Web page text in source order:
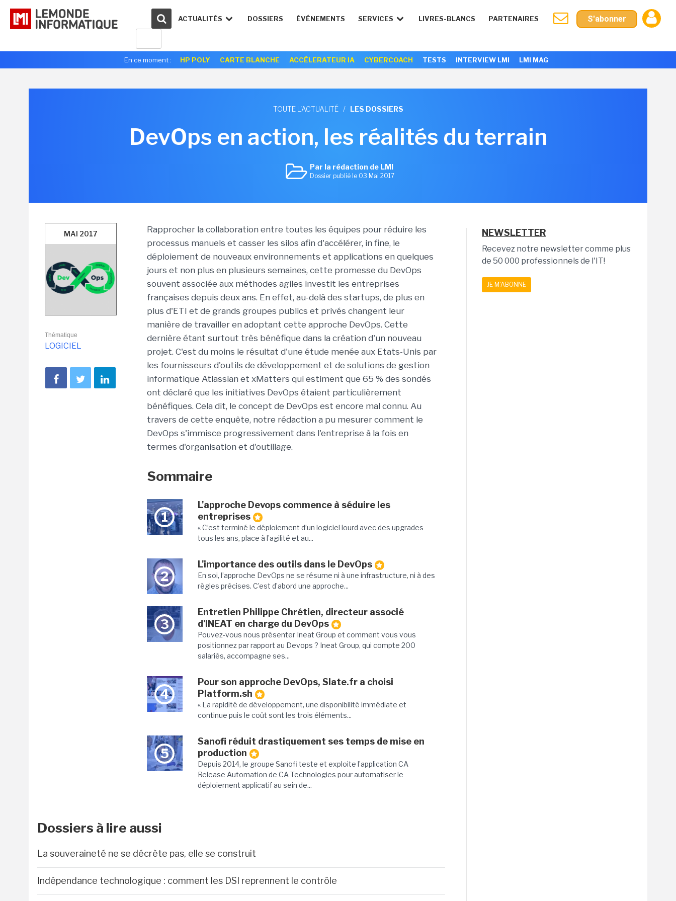
ACTUALITÉS DOSSIERS ÉVÉNEMENTS SERVICES LIVRES-BLANCS PARTENAIRES S'abonner
En ce moment : HP POLY CARTE BLANCHE ACCÉLERATEUR IA CYBERCOACH TESTS INTERVIEW LMI LMI MAG
TOUTE L'ACTUALITÉ / LES DOSSIERS
DevOps en action, les réalités du terrain
Par la rédaction de LMI
Dossier publié le 03 Mai 2017
MAI 2017
Thématique
LOGICIEL
Rapprocher la collaboration entre toutes les équipes pour réduire les
processus manuels et casser les silos afin d'accélérer, in fine, le
déploiement de nouveaux environnements et applications en quelques
jours et non plus en plusieurs semaines, cette promesse du DevOps
souvent associée aux méthodes agiles investit les entreprises
françaises depuis deux ans. En effet, au-delà des startups, de plus en
plus d'ETI et de grands groupes publics et privés changent leur
manière de travailler en adoptant cette approche DevOps. Cette
dernière étant surtout très bénéfique dans la création d'un nouveau
projet. C'est du moins le résultat d'une étude menée aux Etats-Unis par
les fournisseurs d'outils de développement et de solutions de gestion
informatique Atlassian et xMatters qui estiment que 65 % des sondés
ont déclaré que les initiatives DevOps étaient particulièrement
bénéfiques. Cela dit, le concept de DevOps est encore mal connu. Au
travers de cette enquête, notre rédaction a pu mesurer comment le
DevOps s'immisce progressivement dans l'entreprise à la fois en
termes d'organisation et d'outillage.
Sommaire
1
L'approche Devops commence à séduire les
entreprises
« C’est terminé le déploiement d’un logiciel lourd avec des upgrades
tous les ans, place à l’agilité et au...
2
L'importance des outils dans le DevOps
En soi, l’approche DevOps ne se résume ni à une infrastructure, ni à des
règles précises. C’est d’abord une approche...
3
Entretien Philippe Chrétien, directeur associé
d'INEAT en charge du DevOps
Pouvez-vous nous présenter Ineat Group et comment vous vous
positionnez par rapport au Devops ? Ineat Group, qui compte 200
salariés, accompagne ses...
4
Pour son approche DevOps, Slate.fr a choisi
Platform.sh
« La rapidité de développement, une disponibilité immédiate et
continue puis le coût sont les trois éléments...
5
Sanofi réduit drastiquement ses temps de mise en
production
Depuis 2014, le groupe Sanofi teste et exploite l’application CA
Release Automation de CA Technologies pour automatiser le
déploiement applicatif au sein de...
Dossiers à lire aussi
La souveraineté ne se décrète pas, elle se construit
Indépendance technologique : comment les DSI reprennent le contrôle
NEWSLETTER
Recevez notre newsletter comme plus
de 50 000 professionnels de l'IT!
JE M'ABONNE